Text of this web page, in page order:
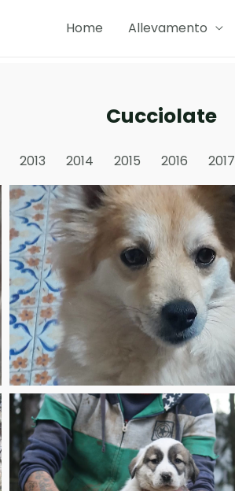
Home Allevamento
Cucciolate
2013 2014 2015 2016 2017